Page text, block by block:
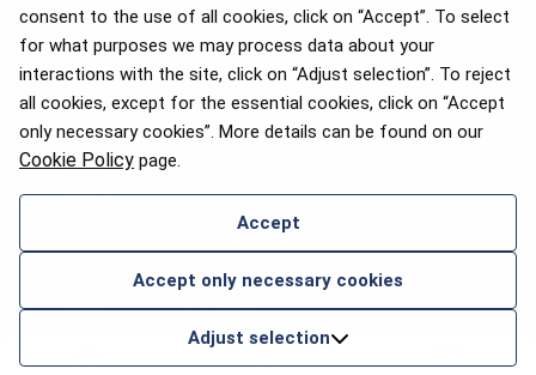
consent to the use of all cookies, click on “Accept”. To select
for what purposes we may process data about your
interactions with the site, click on “Adjust selection”. To reject
all cookies, except for the essential cookies, click on “Accept
only necessary cookies”. More details can be found on our
Cookie Policy page.
Accept
Accept only necessary cookies
Adjust selection
APEX 2026 balva par labāko